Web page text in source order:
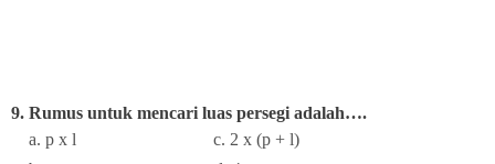
9. Rumus untuk mencari luas persegi adalah….
a. p x l c. 2 x (p + l)